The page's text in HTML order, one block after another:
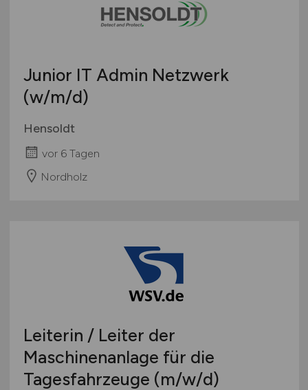
Junior IT Admin Netzwerk
(w/m/d)
Hensoldt
vor 6 Tagen
Nordholz
Leiterin / Leiter der
Maschinenanlage für die
Tagesfahrzeuge (m/w/d)